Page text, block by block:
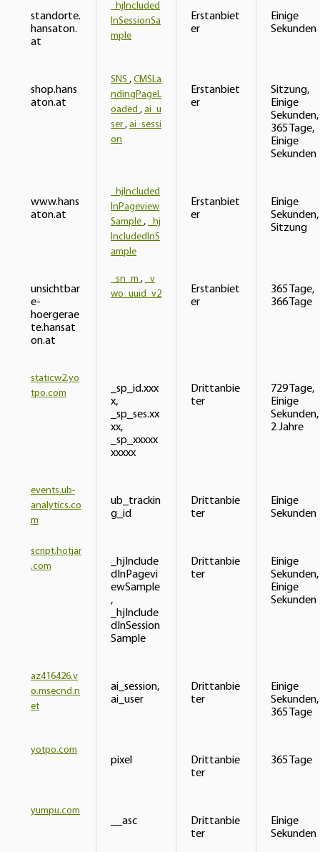
standorte.
hansaton.
at
_hjIncluded
InSessionSa
mple
Erstanbiet
er
Einige
Sekunden
shop.hans
aton.at
SNS , CMSLa
ndingPageL
oaded , ai_u
ser, ai_sessi
on
Erstanbiet
er
Sitzung,
Einige
Sekunden,
365 Tage,
Einige
Sekunden
www.hans
aton.at
_hjIncluded
InPageview
Sample ,
_hj
IncludedInS
ample
Erstanbiet
er
Einige
Sekunden,
Sitzung
unsichtbar
e-
hoergerae
te.hansat
on.at
_sn_m ,
_v
wo_uuid_v2
Erstanbiet
er
365 Tage,
366 Tage
staticw2.yo
tpo.com
_sp_id.xxx
x,
_sp_ses.xx
xx,
_sp_xxxxx
xxxxx
Drittanbie
ter
729 Tage,
Einige
Sekunden,
2 Jahre
events.ub-
analytics.co
m
ub_trackin
g_id
Drittanbie
ter
Einige
Sekunden
script.hotjar
.com
_hjInclude
dInPagevi
ewSample
,
_hjInclude
dInSession
Sample
Drittanbie
ter
Einige
Sekunden,
Einige
Sekunden
az416426.v
o.msecnd.n
et
ai_session,
ai_user
Drittanbie
ter
Einige
Sekunden,
365 Tage
yotpo.com
pixel
Drittanbie
ter
365 Tage
yumpu.com
__asc
Drittanbie
ter
Einige
Sekunden